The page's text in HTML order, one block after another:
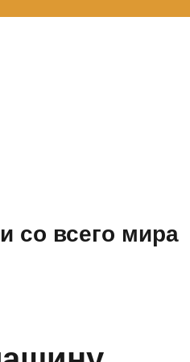
со всего мира